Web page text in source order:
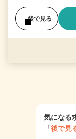
後で見る
気になる
「後で見